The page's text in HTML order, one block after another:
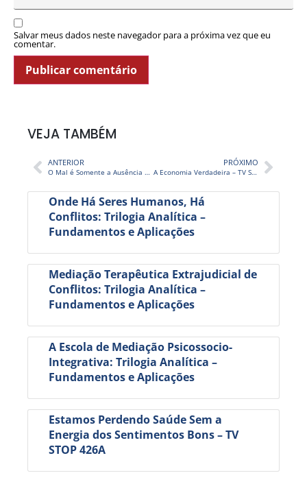
Salvar meus dados neste navegador para a próxima vez que eu
comentar.
VEJA TAMBÉM
ANTERIOR
O Mal é Somente a Ausência do Bem – TV STOP 232
PRÓXIMO
A Economia Verdadeira – TV STOP 234
Onde Há Seres Humanos, Há
Conflitos: Trilogia Analítica –
Fundamentos e Aplicações
Mediação Terapêutica Extrajudicial de
Conflitos: Trilogia Analítica –
Fundamentos e Aplicações
A Escola de Mediação Psicossocio-
Integrativa: Trilogia Analítica –
Fundamentos e Aplicações
Estamos Perdendo Saúde Sem a
Energia dos Sentimentos Bons – TV
STOP 426A